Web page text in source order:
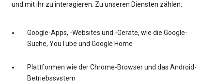
und mit ihr zu interagieren. Zu unseren Diensten zählen:
Google-Apps, -Websites und -Geräte, wie die Google-
Suche, YouTube und Google Home
Plattformen wie der Chrome-Browser und das Android-
Betriebssystem